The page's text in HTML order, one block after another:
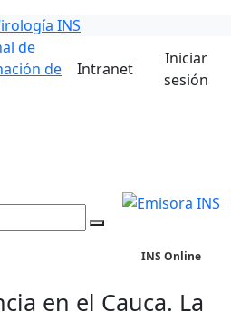
de
de
Intranet
Iniciar
sesión
INS Online
en el Cauca. La